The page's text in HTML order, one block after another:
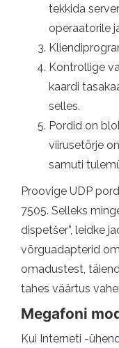
tekkida
operaatorile
Kontrollige
kaardi
selles.
Pordid on
viirusetõrje
samuti
Proovige UDP
7505. Selleks
dispetšer”, leidke
võrguadapterid
omadustest,
tahes väärtus
Megafoni
Kui Interneti -